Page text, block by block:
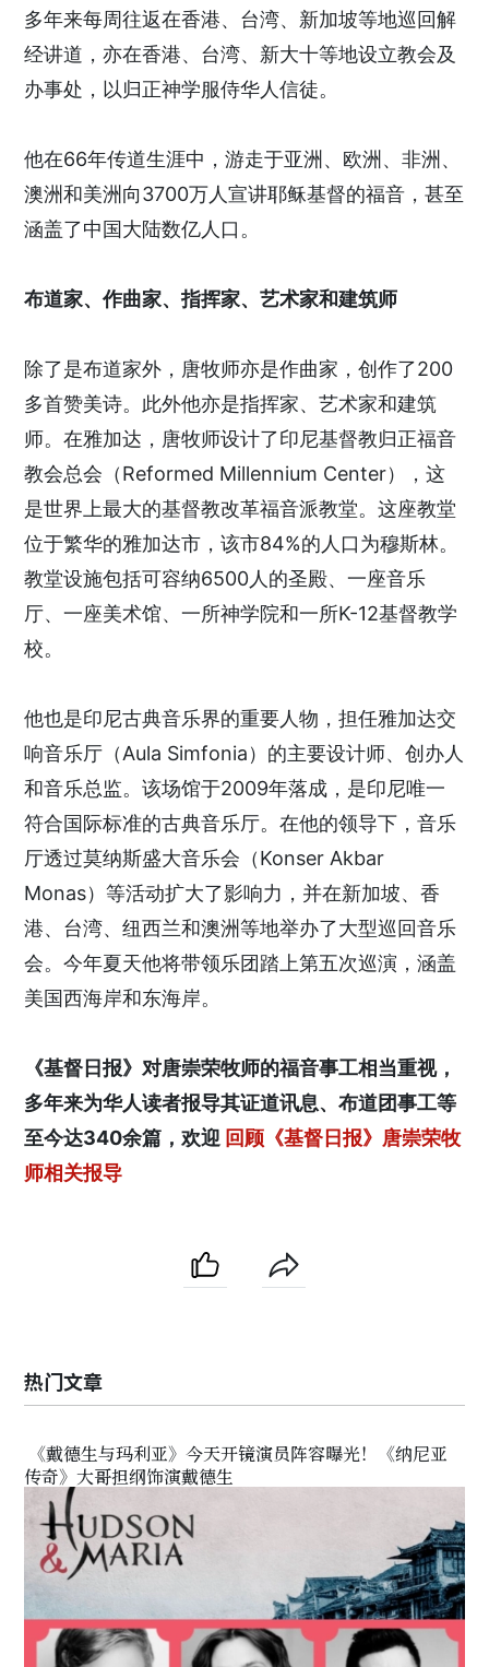
多年来每周往返在香港、台湾、新加坡等地巡回解
经讲道，亦在香港、台湾、新大十等地设立教会及
办事处，以归正神学服侍华人信徒。
他在66年传道生涯中，游走于亚洲、欧洲、非洲、
澳洲和美洲向3700万人宣讲耶稣基督的福音，甚至
涵盖了中国大陆数亿人口。
布道家、作曲家、指挥家、艺术家和建筑师
除了是布道家外，唐牧师亦是作曲家，创作了200
多首赞美诗。此外他亦是指挥家、艺术家和建筑
师。在雅加达，唐牧师设计了印尼基督教归正福音
教会总会（Reformed Millennium Center），这
是世界上最大的基督教改革福音派教堂。这座教堂
位于繁华的雅加达市，该市84%的人口为穆斯林。
教堂设施包括可容纳6500人的圣殿、一座音乐
厅、一座美术馆、一所神学院和一所K-12基督教学
校。
他也是印尼古典音乐界的重要人物，担任雅加达交
响音乐厅（Aula Simfonia）的主要设计师、创办人
和音乐总监。该场馆于2009年落成，是印尼唯一
符合国际标准的古典音乐厅。在他的领导下，音乐
厅透过莫纳斯盛大音乐会（Konser Akbar
Monas）等活动扩大了影响力，并在新加坡、香
港、台湾、纽西兰和澳洲等地举办了大型巡回音乐
会。今年夏天他将带领乐团踏上第五次巡演，涵盖
美国西海岸和东海岸。
《基督日报》对唐崇荣牧师的福音事工相当重视，
多年来为华人读者报导其证道讯息、布道团事工等
至今达340余篇，欢迎 回顾《基督日报》唐崇荣牧
师相关报导
热门文章
《戴德生与玛利亚》今天开镜演员阵容曝光！《纳尼亚
传奇》大哥担纲饰演戴德生